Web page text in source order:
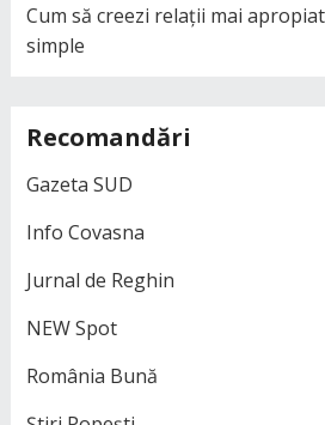
Cum să creezi relații mai
simple
Recomandări
Gazeta SUD
Info Covasna
Jurnal de Reghin
NEW Spot
România Bună